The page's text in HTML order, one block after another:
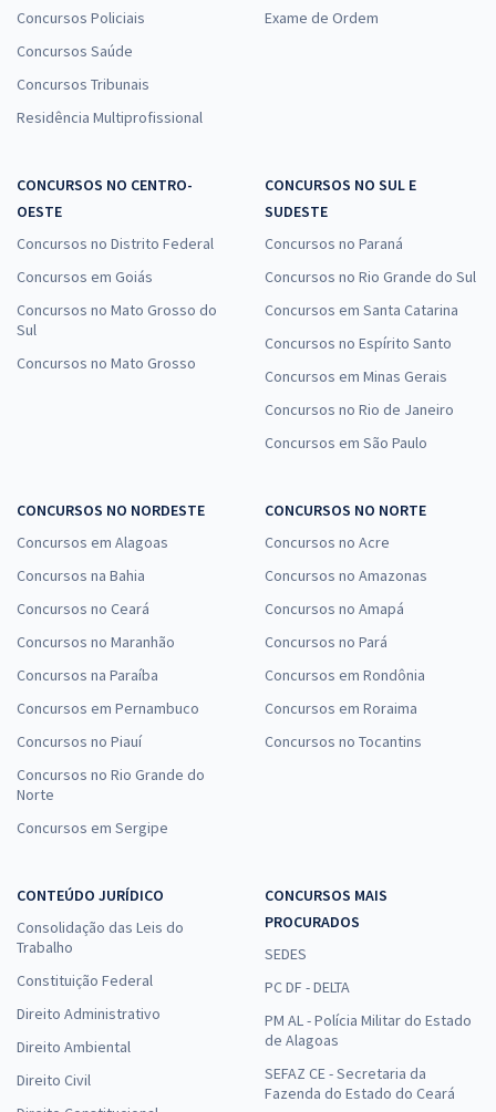
Concursos Policiais
Concursos Saúde
Concursos Tribunais
Residência Multiprofissional
Exame de Ordem
CONCURSOS NO CENTRO-
OESTE
Concursos no Distrito Federal
Concursos em Goiás
Concursos no Mato Grosso do
Sul
Concursos no Mato Grosso
CONCURSOS NO SUL E
SUDESTE
Concursos no Paraná
Concursos no Rio Grande do Sul
Concursos em Santa Catarina
Concursos no Espírito Santo
Concursos em Minas Gerais
Concursos no Rio de Janeiro
Concursos em São Paulo
CONCURSOS NO NORDESTE
Concursos em Alagoas
Concursos na Bahia
Concursos no Ceará
Concursos no Maranhão
Concursos na Paraíba
Concursos em Pernambuco
Concursos no Piauí
Concursos no Rio Grande do
Norte
Concursos em Sergipe
CONCURSOS NO NORTE
Concursos no Acre
Concursos no Amazonas
Concursos no Amapá
Concursos no Pará
Concursos em Rondônia
Concursos em Roraima
Concursos no Tocantins
CONTEÚDO JURÍDICO
Consolidação das Leis do
Trabalho
Constituição Federal
Direito Administrativo
Direito Ambiental
Direito Civil
CONCURSOS MAIS
PROCURADOS
SEDES
PC DF - DELTA
PM AL - Polícia Militar do Estado
de Alagoas
SEFAZ CE - Secretaria da
Fazenda do Estado do Ceará